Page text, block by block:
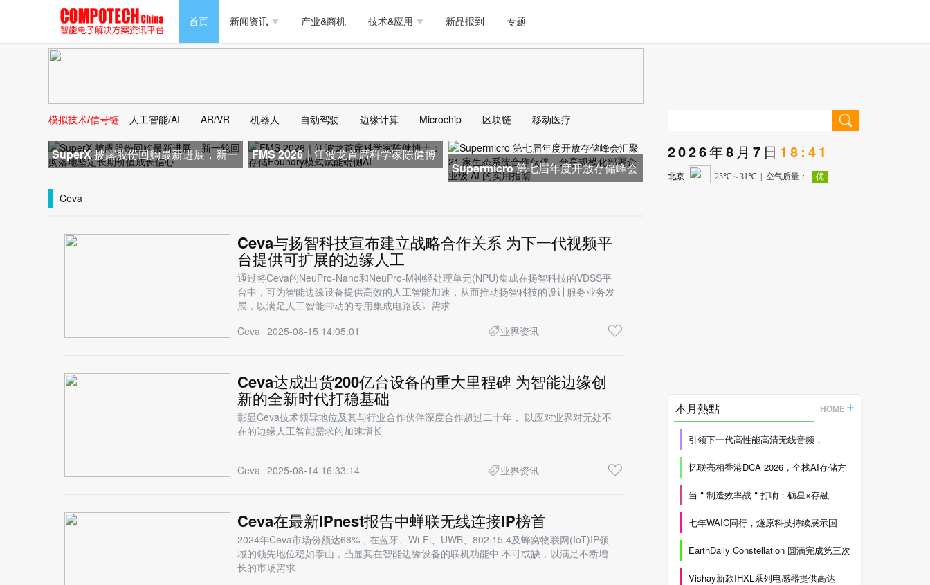
首页 新闻资讯
新能源 人工智能 安防监控
马达电机技术 物联网 模拟技术/信号链
产业&商机 技术&应用
安全 可穿戴
DLP AI/人工智能 传感器技术
新品报到 专题
PC/周边 软件/工具 医疗电子
马达电机技术 物联网 模拟技术/信号链
大数据/云 边缘计算 存储
存储 无线连接 LED
DLP AI/人工智能 传感器技术
AR/VR/图像/3D 电源技术/信号链 接口
模拟技术/信号链 人工智能/AI AR/VR 机器人 自动驾驶 边缘计算 Microchip 区块链 移动医疗
SuperX 披露股份回购最新进展，新一
FMS 2026｜江波龙首席科学家陈健博
Supermicro 第七届年度开放存储峰会
Ceva
Ceva与扬智科技宣布建立战略合作关系 为下一代视频平
台提供可扩展的边缘人工
通过将Ceva的NeuPro-Nano和NeuPro-M神经处理单元(NPU)集成在扬智科技的VDSS平
台中，可为智能边缘设备提供高效的人工智能加速，从而推动扬智科技的设计服务业务发
展，以满足人工智能带动的专用集成电路设计需求
Ceva 2025-08-15 14:05:01 业界资讯
Ceva达成出货200亿台设备的重大里程碑 为智能边缘创
新的全新时代打稳基础
彰显Ceva技术领导地位及其与行业合作伙伴深度合作超过二十年， 以应对业界对无处不
在的边缘人工智能需求的加速增长
Ceva 2025-08-14 16:33:14 业界资讯
Ceva在最新IPnest报告中蝉联无线连接IP榜首
2024年Ceva市场份额达68%，在蓝牙、Wi-Fi、UWB、802.15.4及蜂窝物联网(IoT)IP领
域的领先地位稳如泰山，凸显其在智能边缘设备的联机功能中 不可或缺，以满足不断增
长的市场需求
2026年8月7日 18:41
本月熱點 HOME
引领下一代高性能高清无线音频，
忆联亮相香港DCA 2026，全栈AI存储方
当＂制造效率战＂打响：砺星×存融
七年WAIC同行，燧原科技持续展示国
EarthDaily Constellation 圆满完成第三次
Vishay新款IHXL系列电感器提供高达